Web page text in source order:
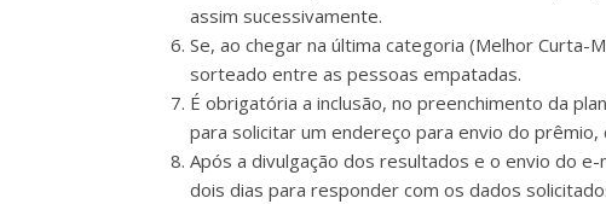
assim sucessivamente.
Se, ao chegar na última categoria (Melhor
sorteado entre as pessoas empatadas.
É obrigatória a inclusão, no preenchimento da
para solicitar um endereço para envio do
Após a divulgação dos resultados e o envio do
dois dias para responder com os dados